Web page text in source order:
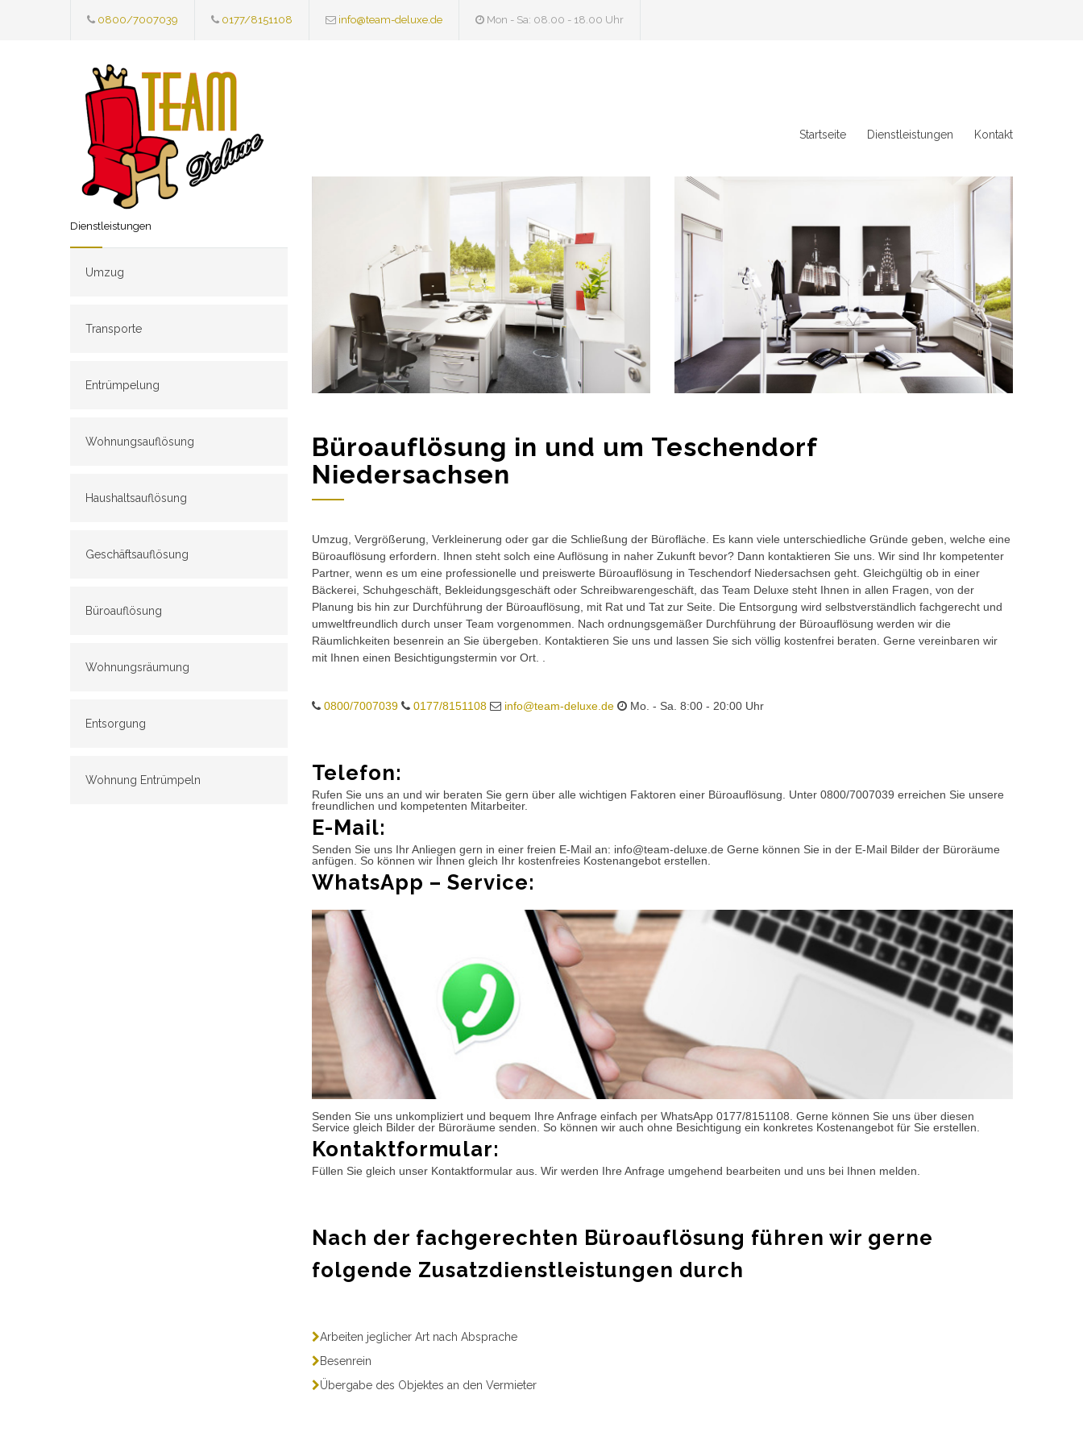
0800/7007039 0177/8151108 info@team-deluxe.de Mon - Sa: 08.00 - 18.00 Uhr
Startseite Dienstleistungen Kontakt
Dienstleistungen
Umzug
Transporte
Entrümpelung
Wohnungsauflösung
Haushaltsauflösung
Geschäftsauflösung
Büroauflösung
Wohnungsräumung
Entsorgung
Wohnung Entrümpeln
Büroauflösung in und um Teschendorf
Niedersachsen
Umzug, Vergrößerung, Verkleinerung oder gar die Schließung der Bürofläche. Es kann viele unterschiedliche Gründe geben, welche eine
Büroauflösung erfordern. Ihnen steht solch eine Auflösung in naher Zukunft bevor? Dann kontaktieren Sie uns. Wir sind Ihr kompetenter
Partner, wenn es um eine professionelle und preiswerte Büroauflösung in Teschendorf Niedersachsen geht. Gleichgültig ob in einer
Bäckerei, Schuhgeschäft, Bekleidungsgeschäft oder Schreibwarengeschäft, das Team Deluxe steht Ihnen in allen Fragen, von der
Planung bis hin zur Durchführung der Büroauflösung, mit Rat und Tat zur Seite. Die Entsorgung wird selbstverständlich fachgerecht und
umweltfreundlich durch unser Team vorgenommen. Nach ordnungsgemäßer Durchführung der Büroauflösung werden wir die
Räumlichkeiten besenrein an Sie übergeben. Kontaktieren Sie uns und lassen Sie sich völlig kostenfrei beraten. Gerne vereinbaren wir
mit Ihnen einen Besichtigungstermin vor Ort. .
0800/7007039 0177/8151108 info@team-deluxe.de Mo. - Sa. 8:00 - 20:00 Uhr
Telefon:
Rufen Sie uns an und wir beraten Sie gern über alle wichtigen Faktoren einer Büroauflösung. Unter 0800/7007039 erreichen Sie unsere
freundlichen und kompetenten Mitarbeiter.
E-Mail:
Senden Sie uns Ihr Anliegen gern in einer freien E-Mail an: info@team-deluxe.de Gerne können Sie in der E-Mail Bilder der Büroräume
anfügen. So können wir Ihnen gleich Ihr kostenfreies Kostenangebot erstellen.
WhatsApp – Service:
Senden Sie uns unkompliziert und bequem Ihre Anfrage einfach per WhatsApp 0177/8151108. Gerne können Sie uns über diesen
Service gleich Bilder der Büroräume senden. So können wir auch ohne Besichtigung ein konkretes Kostenangebot für Sie erstellen.
Kontaktformular:
Füllen Sie gleich unser Kontaktformular aus. Wir werden Ihre Anfrage umgehend bearbeiten und uns bei Ihnen melden.
Nach der fachgerechten Büroauflösung führen wir gerne
folgende Zusatzdienstleistungen durch
Arbeiten jeglicher Art nach Absprache
Besenrein
Übergabe des Objektes an den Vermieter